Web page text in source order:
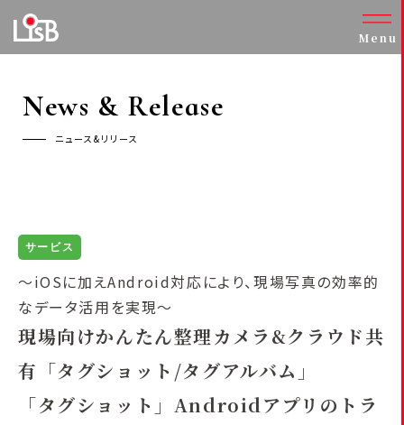
Menu
News & Release
ニュース&リリース
サービス
～iOSに加えAndroid対応により、現場写真の効率的
なデータ活用を実現～
現場向けかんたん整理カメラ&クラウド共
有「タグショット/タグアルバム」
「タグショット」Androidアプリのトラ